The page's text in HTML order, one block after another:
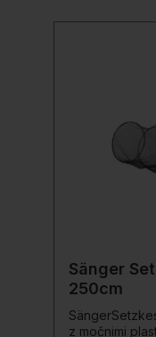
intensive
konzipiert
Dura
Sänger
250cm
z močnimi